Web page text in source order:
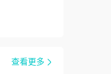
查看更多